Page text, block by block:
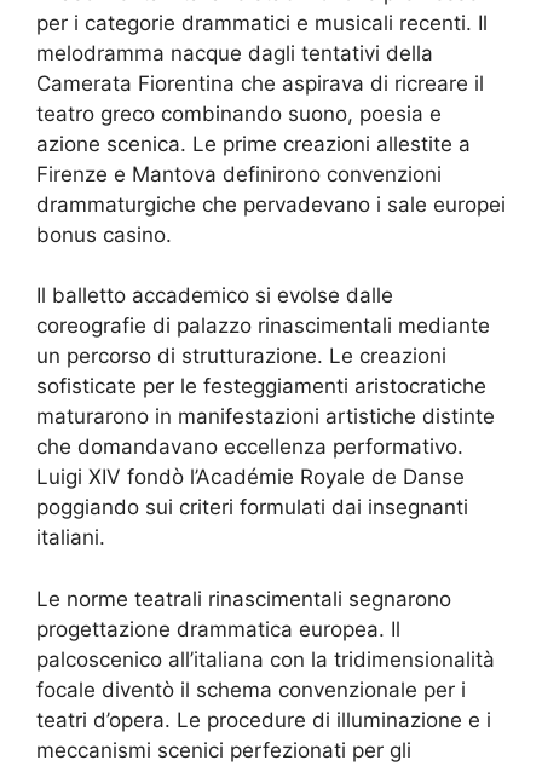
per i categorie drammatici e musicali recenti. Il
melodramma nacque dagli tentativi della
Camerata Fiorentina che aspirava di ricreare il
teatro greco combinando suono, poesia e
azione scenica. Le prime creazioni allestite a
Firenze e Mantova definirono convenzioni
drammaturgiche che pervadevano i sale europei
bonus casinо.
Il balletto accademico si evolse dalle
coreografie di palazzo rinascimentali mediante
un percorso di strutturazione. Le creazioni
sofisticate per le festeggiamenti aristocratiche
maturarono in manifestazioni artistiche distinte
che domandavano eccellenza performativo.
Luigi XIV fondò l’Académie Royale de Danse
poggiando sui criteri formulati dai insegnanti
italiani.
Le norme teatrali rinascimentali segnarono
progettazione drammatica europea. Il
palcoscenico all’italiana con la tridimensionalità
focale diventò il schema convenzionale per i
teatri d’opera. Le procedure di illuminazione e i
meccanismi scenici perfezionati per gli